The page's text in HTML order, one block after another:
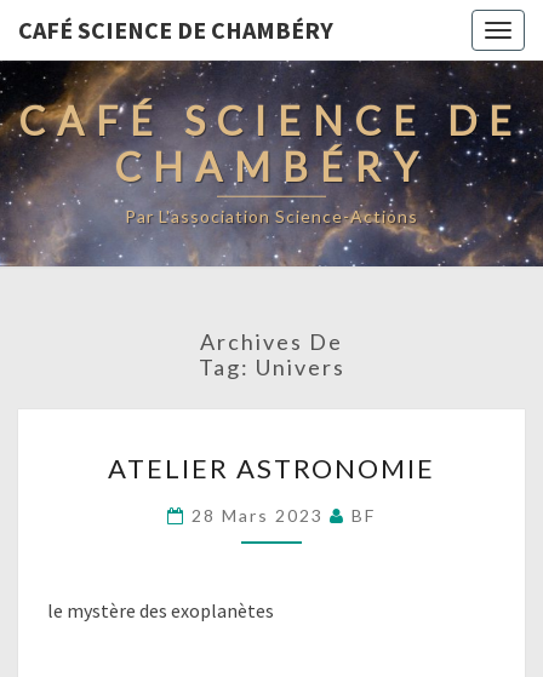
CAFÉ SCIENCE DE CHAMBÉRY
CAFÉ SCIENCE DE
CHAMBÉRY
Par L'association Science-Actions
Archives De
Tag: Univers
ASTRONOMIE
ATELIER ASTRONOMIE
28 Mars 2023 BF
le mystère des exoplanètes